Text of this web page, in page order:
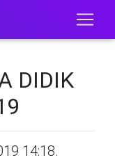
DIDIK
14:18.